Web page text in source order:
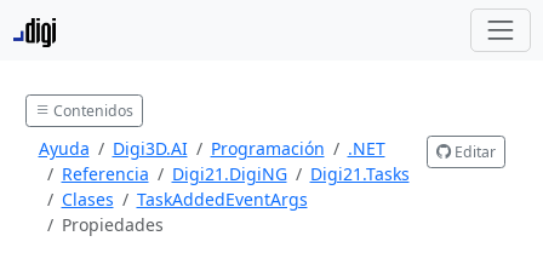
Contenidos
Ayuda Digi3D.AI Programación
.NET
Referencia
Digi21.DigiNG
Digi21.Tasks
Clases
TaskAddedEventArgs
Propiedades
Editar